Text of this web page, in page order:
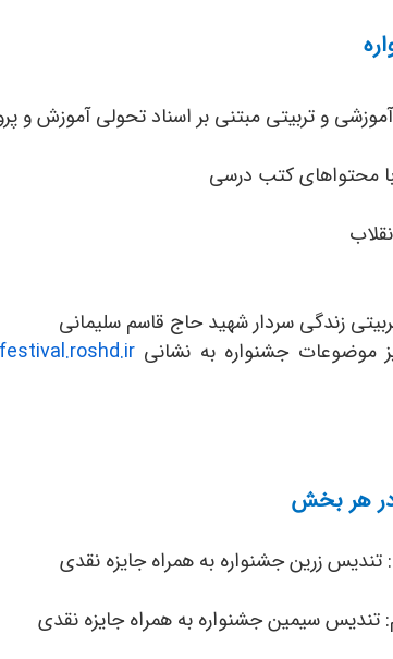
و تربیتی مبتنی بر اسناد تحولی آموزش و
محتواهای کتب درسی
زندگی سردار شهید حاج قاسم سلیمانی
موضوعات جشنواره به نشانیfestival.roshd.ir
در هر بخش
تندیس زرین جشنواره به همراه جایزه نقدی
تندیس سیمین جشنواره به همراه جایزه نقدی